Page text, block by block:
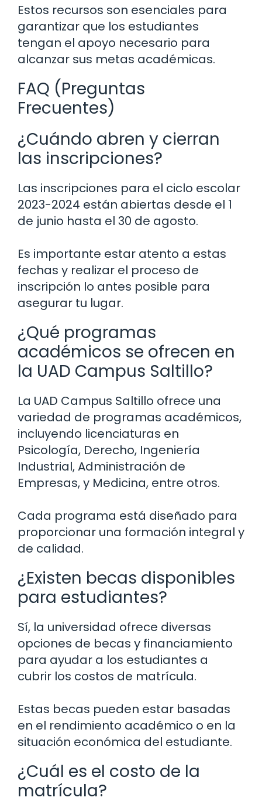
Estos recursos son esenciales para
garantizar que los estudiantes
tengan el apoyo necesario para
alcanzar sus metas académicas.
FAQ (Preguntas
Frecuentes)
¿Cuándo abren y cierran
las inscripciones?
Las inscripciones para el ciclo escolar
2023-2024 están abiertas desde el 1
de junio hasta el 30 de agosto.
Es importante estar atento a estas
fechas y realizar el proceso de
inscripción lo antes posible para
asegurar tu lugar.
¿Qué programas
académicos se ofrecen en
la UAD Campus Saltillo?
La UAD Campus Saltillo ofrece una
variedad de programas académicos,
incluyendo licenciaturas en
Psicología, Derecho, Ingeniería
Industrial, Administración de
Empresas, y Medicina, entre otros.
Cada programa está diseñado para
proporcionar una formación integral y
de calidad.
¿Existen becas disponibles
para estudiantes?
Sí, la universidad ofrece diversas
opciones de becas y financiamiento
para ayudar a los estudiantes a
cubrir los costos de matrícula.
Estas becas pueden estar basadas
en el rendimiento académico o en la
situación económica del estudiante.
¿Cuál es el costo de la
matrícula?